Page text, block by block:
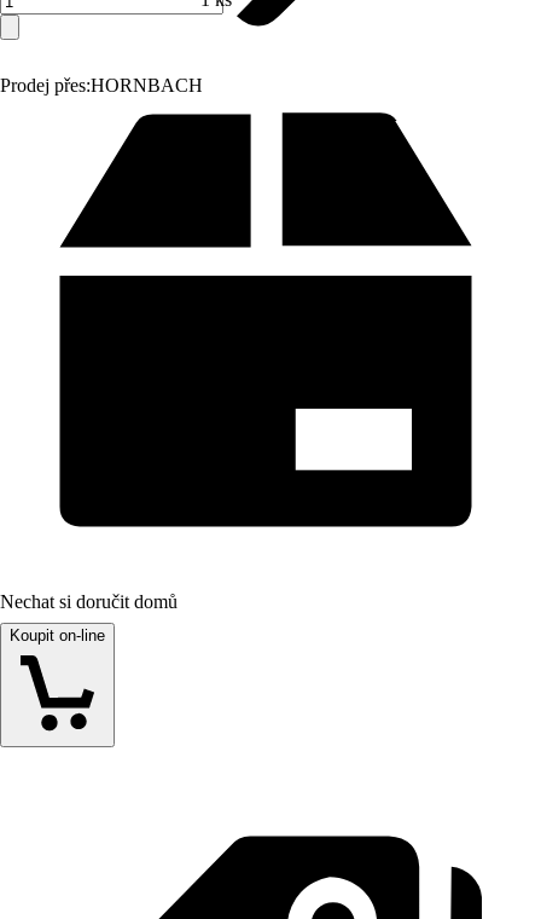
Prodej přes:HORNBACH
Nechat si doručit domů
Koupit on-line